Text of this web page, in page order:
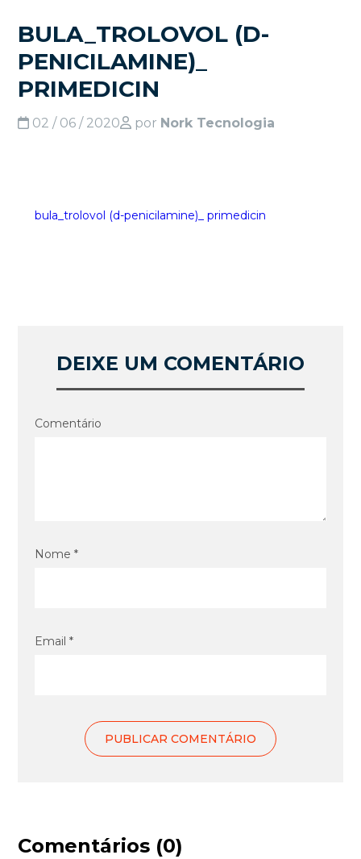
BULA_TROLOVOL (D-
PENICILAMINE)_
PRIMEDICIN
02 / 06 / 2020 por Nork Tecnologia
bula_trolovol (d-penicilamine)_ primedicin
DEIXE UM COMENTÁRIO
Comentário
Nome *
Email *
Comentários (0)